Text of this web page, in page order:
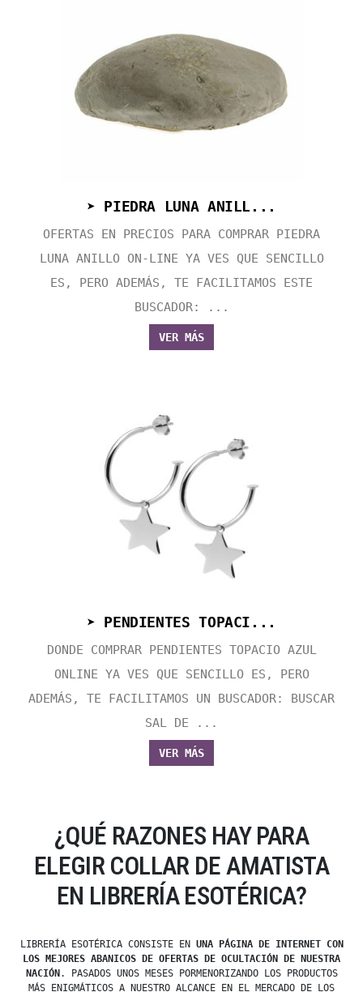
➤ PIEDRA LUNA ANILL...
OFERTAS EN PRECIOS PARA COMPRAR PIEDRA
LUNA ANILLO ON-LINE YA VES QUE SENCILLO
ES, PERO ADEMÁS, TE FACILITAMOS ESTE
BUSCADOR: ...
VER MÁS
➤ PENDIENTES TOPACI...
DONDE COMPRAR PENDIENTES TOPACIO AZUL
ONLINE YA VES QUE SENCILLO ES, PERO
ADEMÁS, TE FACILITAMOS UN BUSCADOR: BUSCAR
SAL DE ...
VER MÁS
¿QUÉ RAZONES HAY PARA
ELEGIR COLLAR DE AMATISTA
EN LIBRERÍA ESOTÉRICA?
LIBRERÍA ESOTÉRICA CONSISTE EN UNA PÁGINA DE INTERNET CON
LOS MEJORES ABANICOS DE OFERTAS DE OCULTACIÓN DE NUESTRA
NACIÓN . PASADOS UNOS MESES PORMENORIZANDO LOS PRODUCTOS
MÁS ENIGMÁTICOS A NUESTRO ALCANCE EN EL MERCADO DE LOS